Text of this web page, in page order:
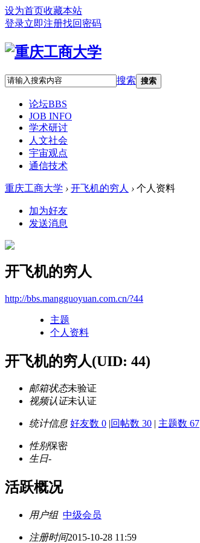
设为首页收藏本站
登录立即注册找回密码
搜索 搜索
论坛BBS
JOB INFO
学术研讨
人文社会
宇宙观点
通信技术
重庆工商大学 › 开飞机的穷人 › 个人资料
加为好友
发送消息
开飞机的穷人
http://bbs.mangguoyuan.com.cn/?44
主题
个人资料
开飞机的穷人(UID: 44)
邮箱状态未验证
视频认证未认证
统计信息 好友数 0 |回帖数 30 | 主题数 67
性别保密
生日-
活跃概况
用户组 中级会员
注册时间2015-10-28 11:59